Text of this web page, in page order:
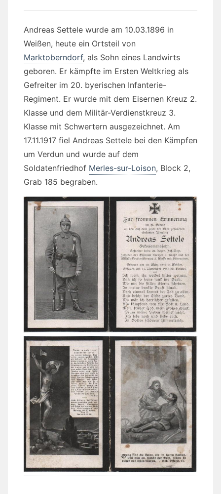
Andreas Settele wurde am 10.03.1896 in
Weißen, heute ein Ortsteil von
Marktoberndorf, als Sohn eines Landwirts
geboren. Er kämpfte im Ersten Weltkrieg als
Gefreiter im 20. byerischen Infanterie-
Regiment. Er wurde mit dem Eisernen Kreuz 2.
Klasse und dem Militär-Verdienstkreuz 3.
Klasse mit Schwertern ausgezeichnet. Am
17.11.1917 fiel Andreas Settele bei den Kämpfen
um Verdun und wurde auf dem
Soldatenfriedhof Merles-sur-Loison, Block 2,
Grab 185 begraben.